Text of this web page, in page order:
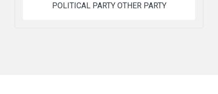
POLITICAL PARTY OTHER PARTY